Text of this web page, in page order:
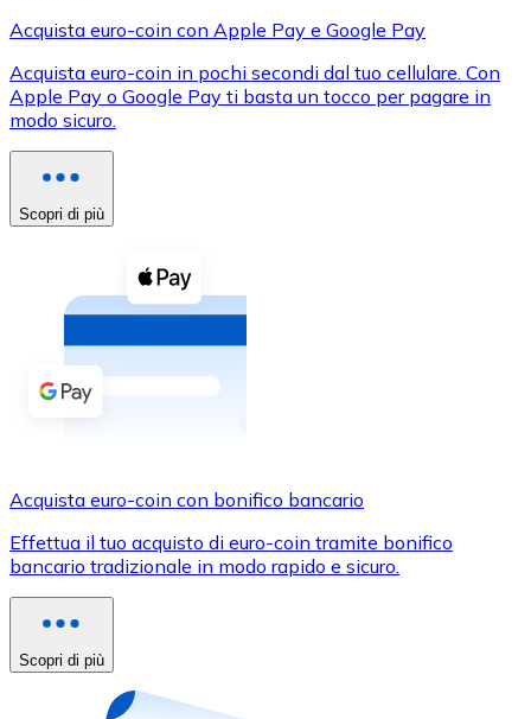
XRP
XRP
Vedi tutto
Buoni cripto
Acquista criptovalute in contanti e altri mezzi di
Acquista con contanti
Bonifico SEPA
Usa le carte Visa e Mastercard per acquistare
Acquista con carta
Acquista euro-coin con Apple Pay e Google Pay
Acquista euro-coin in pochi secondi dal tuo cellulare. Con
Apple Pay o Google Pay ti basta un tocco per pagare in
modo sicuro.
Scopri di più
Acquista euro-coin con bonifico bancario
Effettua il tuo acquisto di euro-coin tramite bonifico
bancario tradizionale in modo rapido e sicuro.
Scopri di più